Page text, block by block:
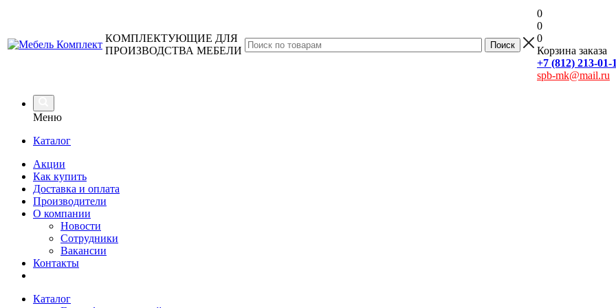
КОМПЛЕКТУЮЩИЕ ДЛЯ
ПРОИЗВОДСТВА МЕБЕЛИ
0
0
0
Корзина заказа
+7 (812) 213-01-
spb-mk@mail.ru
Меню
Каталог
Акции
Как купить
Доставка и оплата
Производители
О компании
Новости
Сотрудники
Вакансии
Контакты
Каталог